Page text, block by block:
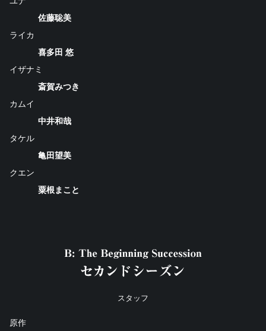
佐藤聡美
ライカ
喜多田 悠
イザナミ
斎賀みつき
カムイ
中井和哉
タケル
亀田望美
クエン
粟根まこと
スタッフ
原作